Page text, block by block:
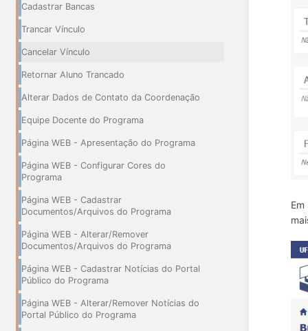
Cadastrar Bancas
Trancar Vínculo
Cancelar Vínculo
Retornar Aluno Trancado
Alterar Dados de Contato da Coordenação
Equipe Docente do Programa
Página WEB - Apresentação do Programa
Página WEB - Configurar Cores do
Programa
Página WEB - Cadastrar
Documentos/Arquivos do Programa
Página WEB - Alterar/Remover
Documentos/Arquivos do Programa
Página WEB - Cadastrar Notícias do Portal
Público do Programa
Página WEB - Alterar/Remover Notícias do
Portal Público do Programa